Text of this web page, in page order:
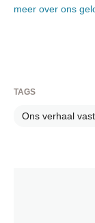
meer over ons
TAGS
Ons verhaal